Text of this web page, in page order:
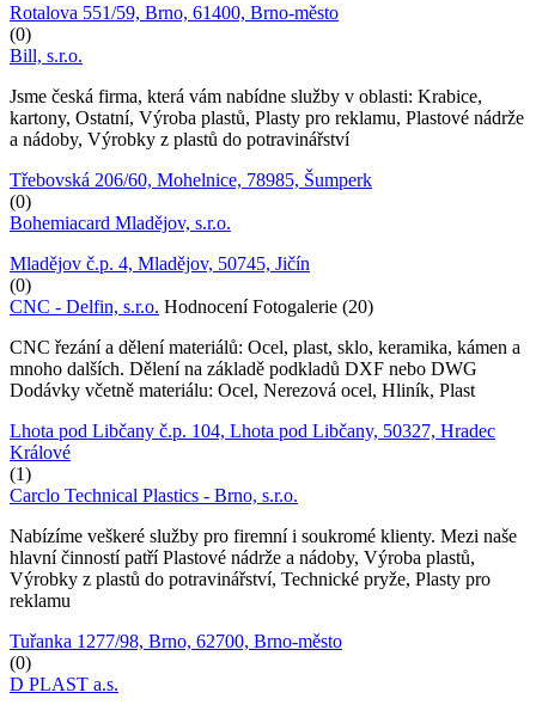
Rotalova 551/59, Brno, 61400, Brno-město
(0)
Bill, s.r.o.
Jsme česká firma, která vám nabídne služby v oblasti: Krabice,
kartony, Ostatní, Výroba plastů, Plasty pro reklamu, Plastové nádrže
a nádoby, Výrobky z plastů do potravinářství
Třebovská 206/60, Mohelnice, 78985, Šumperk
(0)
Bohemiacard Mladějov, s.r.o.
Mladějov č.p. 4, Mladějov, 50745, Jičín
(0)
CNC - Delfin, s.r.o. Hodnocení Fotogalerie (20)
CNC řezání a dělení materiálů: Ocel, plast, sklo, keramika, kámen a
mnoho dalších. Dělení na základě podkladů DXF nebo DWG
Dodávky včetně materiálu: Ocel, Nerezová ocel, Hliník, Plast
Lhota pod Libčany č.p. 104, Lhota pod Libčany, 50327, Hradec
Králové
(1)
Carclo Technical Plastics - Brno, s.r.o.
Nabízíme veškeré služby pro firemní i soukromé klienty. Mezi naše
hlavní činností patří Plastové nádrže a nádoby, Výroba plastů,
Výrobky z plastů do potravinářství, Technické pryže, Plasty pro
reklamu
Tuřanka 1277/98, Brno, 62700, Brno-město
(0)
D PLAST a.s.